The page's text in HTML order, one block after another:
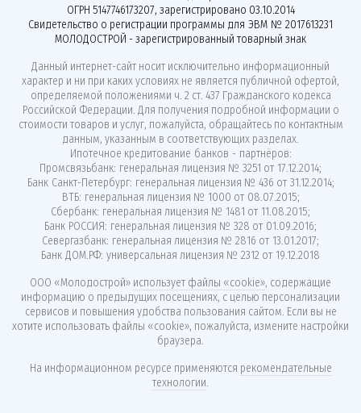
ОГРН 5147746173207, зарегистрировано 03.10.2014
Свидетельство о регистрации программы для ЭВМ № 2017613231
МОЛОДОСТРОЙ - зарегистрированный товарный знак
Данный интернет-сайт носит исключительно информационный
характер и ни при каких условиях не является публичной офертой,
определяемой положениями ч. 2 ст. 437 Гражданского кодекса
Российской Федерации. Для получения подробной информации о
стоимости товаров и услуг, пожалуйста, обращайтесь по контактным
данным, указанным в соответствующих разделах.
Ипотечное кредитование банков - партнёров:
Промсвязьбанк: генеральная лицензия № 3251 от 17.12.2014;
Банк Санкт-Петербург: генеральная лицензия № 436 от 31.12.2014;
ВТБ: генеральная лицензия № 1000 от 08.07.2015;
Сбербанк: генеральная лицензия № 1481 от 11.08.2015;
Банк РОССИЯ: генеральная лицензия № 328 от 01.09.2016;
Севергазбанк: генеральная лицензия № 2816 от 13.01.2017;
Банк ДОМ.РФ: универсальная лицензия № 2312 от 19.12.2018
ООО «Молодострой» использует файлы «cookie», содержащие
информацию о предыдущих посещениях, с целью персонализации
сервисов и повышения удобства пользования сайтом. Если вы не
хотите использовать файлы «cookie», пожалуйста, измените настройки
браузера.
На информационном ресурсе применяются рекомендательные
технологии.